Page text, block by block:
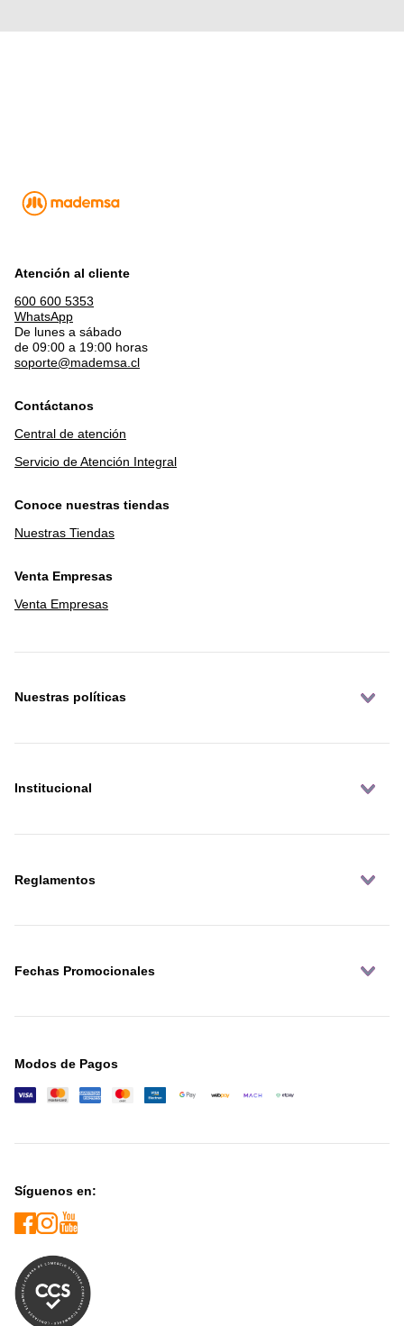
Atención al cliente
600 600 5353
WhatsApp
De lunes a sábado
de 09:00 a 19:00 horas
soporte@mademsa.cl
Contáctanos
Central de atención
Servicio de Atención Integral
Conoce nuestras tiendas
Nuestras Tiendas
Venta Empresas
Venta Empresas
Nuestras políticas
Institucional
Reglamentos
Fechas Promocionales
Modos de Pagos
Síguenos en: